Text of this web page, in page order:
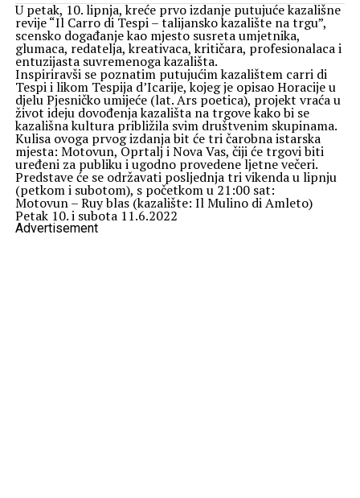
U petak, 10. lipnja, kreće prvo izdanje putujuće kazališne
revije “Il Carro di Tespi – talijansko kazalište na trgu”,
scensko događanje kao mjesto susreta umjetnika,
glumaca, redatelja, kreativaca, kritičara, profesionalaca i
entuzijasta suvremenoga kazališta.
Inspiriravši se poznatim putujućim kazalištem carri di
Tespi i likom Tespija d’Icarije, kojeg je opisao Horacije u
djelu Pjesničko umijeće (lat. Ars poetica), projekt vraća u
život ideju dovođenja kazališta na trgove kako bi se
kazališna kultura približila svim društvenim skupinama.
Kulisa ovoga prvog izdanja bit će tri čarobna istarska
mjesta: Motovun, Oprtalj i Nova Vas, čiji će trgovi biti
uređeni za publiku i ugodno provedene ljetne večeri.
Predstave će se održavati posljednja tri vikenda u lipnju
(petkom i subotom), s početkom u 21:00 sat:
Motovun – Ruy blas (kazalište: Il Mulino di Amleto)
Petak 10. i subota 11.6.2022
Advertisement